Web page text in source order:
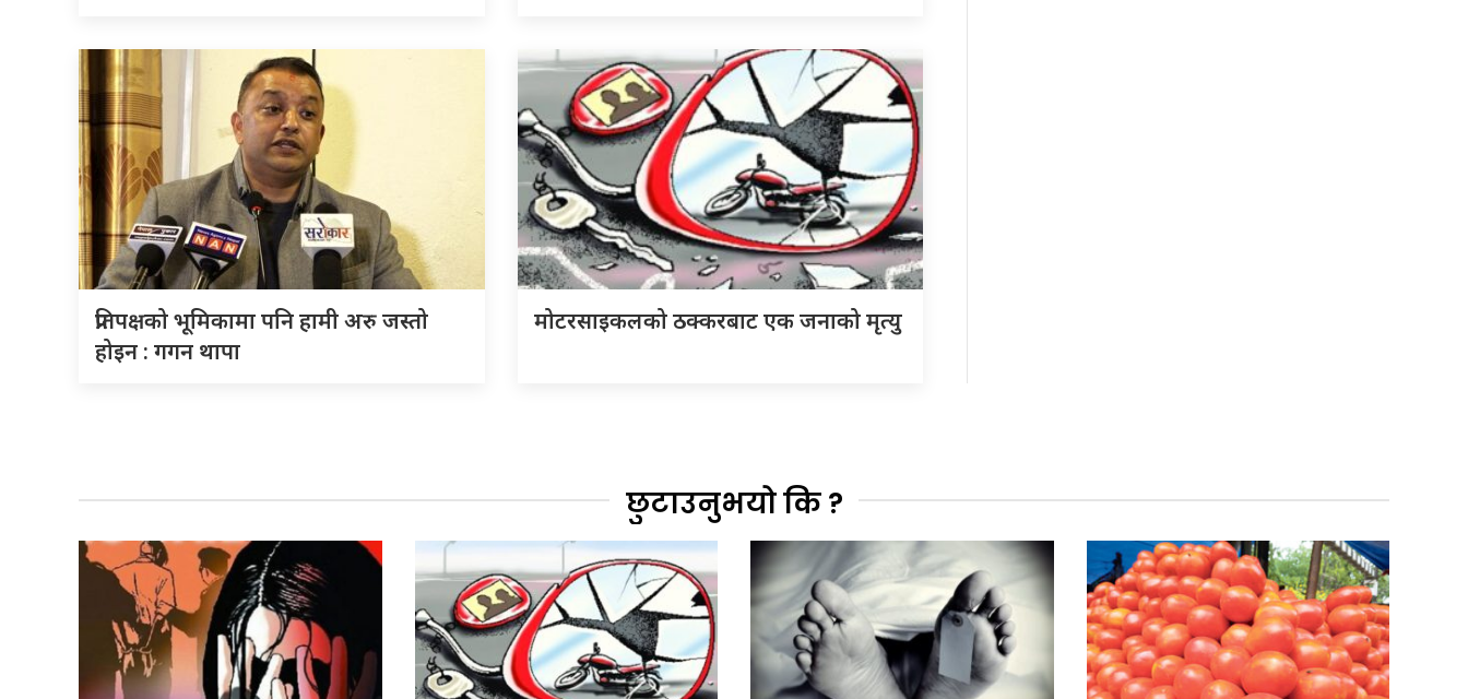
प्रतिपक्षको भूमिकामा पनि हामी अरु जस्तो
होइन : गगन थापा
मोटरसाइकलको ठक्करबाट एक जनाको मृत्यु
छुटाउनुभयो कि ?